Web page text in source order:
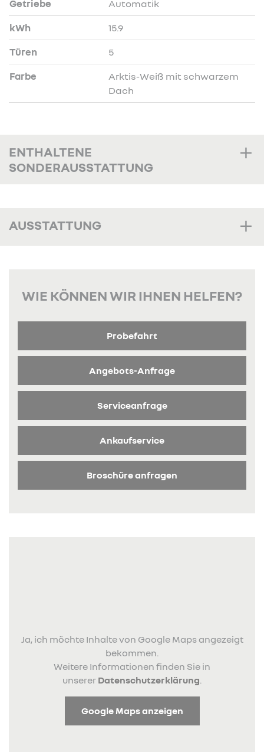
Getriebe Automatik
kWh 15.9
Türen 5
Farbe
Arktis-Weiß mit schwarzem
Dach
ENTHALTENE
SONDERAUSSTATTUNG
AUSSTATTUNG
WIE KÖNNEN WIR IHNEN HELFEN?
Probefahrt
Angebots-Anfrage
Serviceanfrage
Ankaufservice
Broschüre anfragen
Ja, ich möchte Inhalte von Google Maps angezeigt
bekommen.
Weitere Informationen finden Sie in
unserer Datenschutzerklärung
Google Maps anzeigen